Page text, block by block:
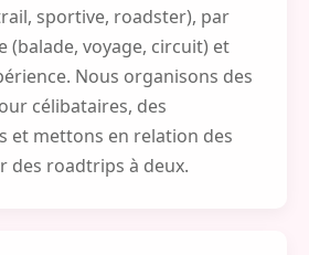
sportive, roadster), par
(balade, voyage, circuit) et
Nous organisons des
célibataires, des
et mettons en relation des
des roadtrips à deux.